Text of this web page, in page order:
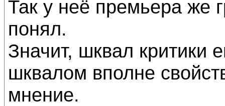
Так у неё премьера же
понял.
Значит, шквал критики
шквалом вполне
мнение.